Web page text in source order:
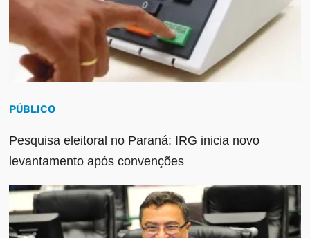
PÚBLICO
Pesquisa eleitoral no Paraná: IRG inicia novo
levantamento após convenções